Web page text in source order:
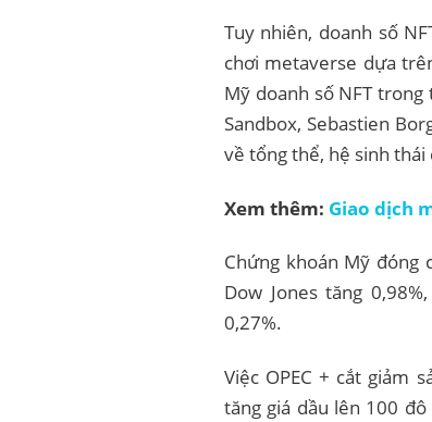
Tuy nhiên, doanh số
chơi metaverse dựa
Mỹ doanh số NFT
Sandbox, Sebastien
về tổng thể, hệ sinh thái
Xem thêm: Giao dịch
Chứng khoán Mỹ đóng
Dow Jones tăng
0,27%.
Việc OPEC + cắt giảm
tăng giá dầu lên 100